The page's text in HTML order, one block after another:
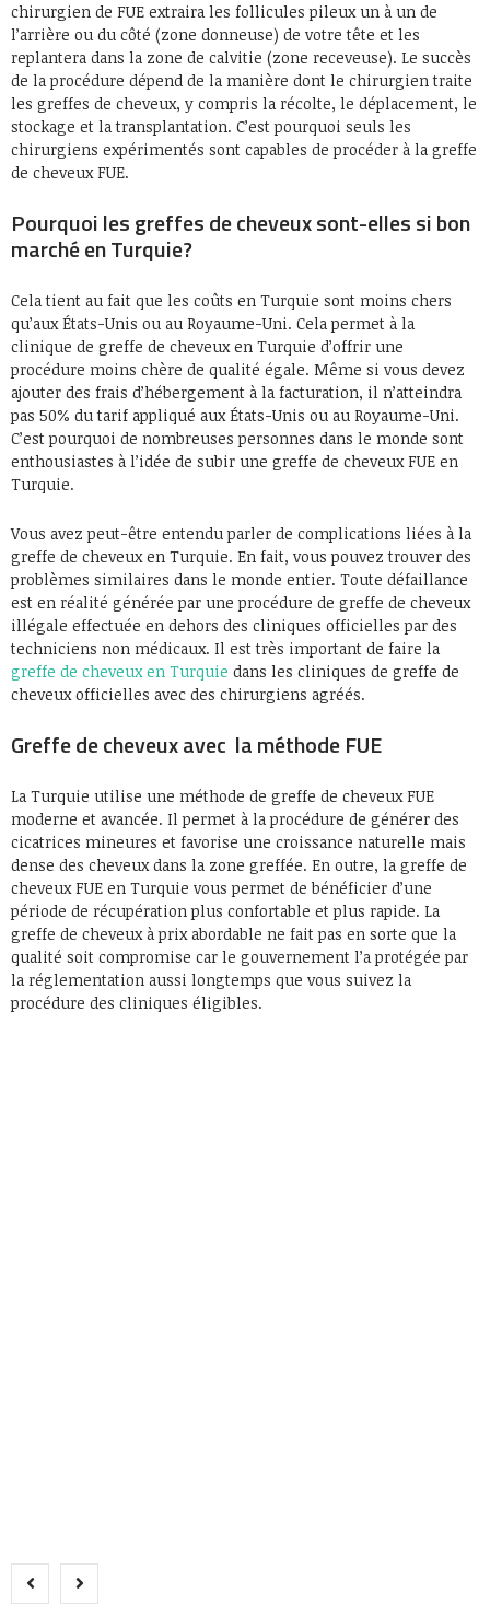
chirurgien de FUE extraira les follicules pileux un à un de
l’arrière ou du côté (zone donneuse) de votre tête et les
replantera dans la zone de calvitie (zone receveuse). Le succès
de la procédure dépend de la manière dont le chirurgien traite
les greffes de cheveux, y compris la récolte, le déplacement, le
stockage et la transplantation. C’est pourquoi seuls les
chirurgiens expérimentés sont capables de procéder à la greffe
de cheveux FUE.
Pourquoi les greffes de cheveux sont-elles si bon
marché en Turquie?
Cela tient au fait que les coûts en Turquie sont moins chers
qu’aux États-Unis ou au Royaume-Uni. Cela permet à la
clinique de greffe de cheveux en Turquie d’offrir une
procédure moins chère de qualité égale. Même si vous devez
ajouter des frais d’hébergement à la facturation, il n’atteindra
pas 50% du tarif appliqué aux États-Unis ou au Royaume-Uni.
C’est pourquoi de nombreuses personnes dans le monde sont
enthousiastes à l’idée de subir une greffe de cheveux FUE en
Turquie.
Vous avez peut-être entendu parler de complications liées à la
greffe de cheveux en Turquie. En fait, vous pouvez trouver des
problèmes similaires dans le monde entier. Toute défaillance
est en réalité générée par une procédure de greffe de cheveux
illégale effectuée en dehors des cliniques officielles par des
techniciens non médicaux. Il est très important de faire la
greffe de cheveux en Turquie dans les cliniques de greffe de
cheveux officielles avec des chirurgiens agréés.
Greffe de cheveux avec la méthode FUE
La Turquie utilise une méthode de greffe de cheveux FUE
moderne et avancée. Il permet à la procédure de générer des
cicatrices mineures et favorise une croissance naturelle mais
dense des cheveux dans la zone greffée. En outre, la greffe de
cheveux FUE en Turquie vous permet de bénéficier d’une
période de récupération plus confortable et plus rapide. La
greffe de cheveux à prix abordable ne fait pas en sorte que la
qualité soit compromise car le gouvernement l’a protégée par
la réglementation aussi longtemps que vous suivez la
procédure des cliniques éligibles.